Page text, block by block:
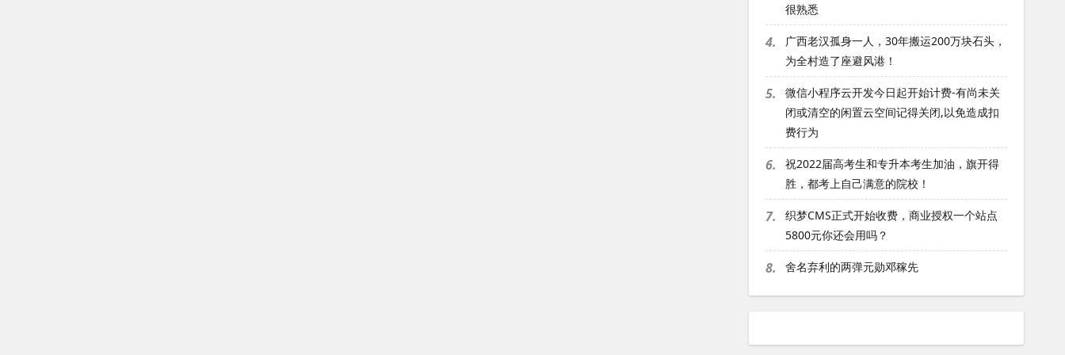
很熟悉
4.
广西老汉孤身一人，30年搬运200万块石头，
为全村造了座避风港！
5.
微信小程序云开发今日起开始计费-有尚未关
闭或清空的闲置云空间记得关闭,以免造成扣
费行为
6.
祝2022届高考生和专升本考生加油，旗开得
胜，都考上自己满意的院校！
7.
织梦CMS正式开始收费，商业授权一个站点
5800元你还会用吗？
8. 舍名弃利的两弹元勋邓稼先